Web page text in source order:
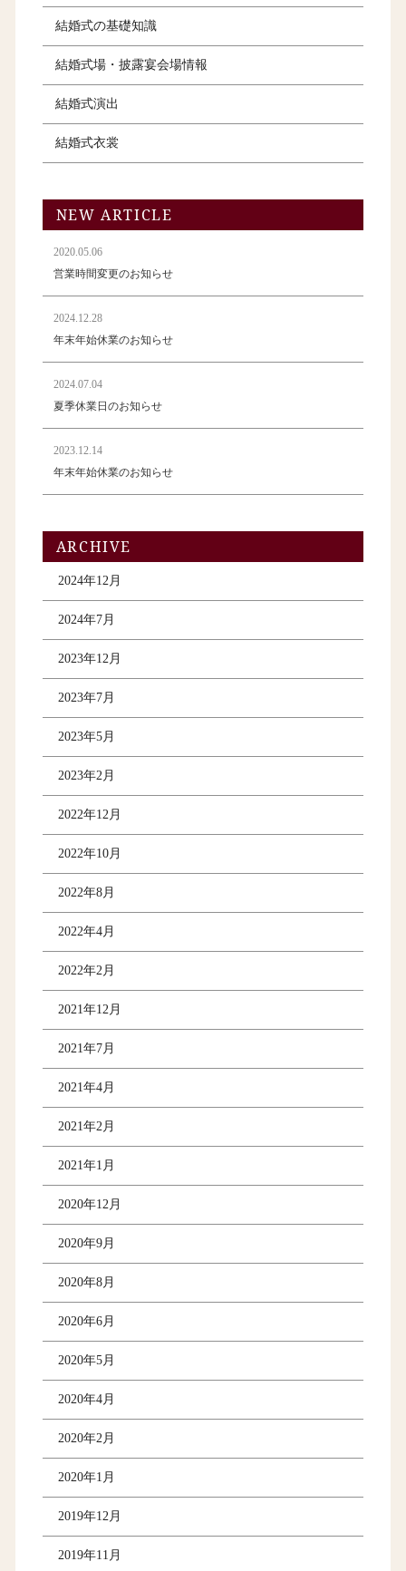
結婚式の基礎知識
結婚式場・披露宴会場情報
結婚式演出
結婚式衣裳
NEW ARTICLE
2020.05.06
営業時間変更のお知らせ
2024.12.28
年末年始休業のお知らせ
2024.07.04
夏季休業日のお知らせ
2023.12.14
年末年始休業のお知らせ
ARCHIVE
2024年12月
2024年7月
2023年12月
2023年7月
2023年5月
2023年2月
2022年12月
2022年10月
2022年8月
2022年4月
2022年2月
2021年12月
2021年7月
2021年4月
2021年2月
2021年1月
2020年12月
2020年9月
2020年8月
2020年6月
2020年5月
2020年4月
2020年2月
2020年1月
2019年12月
2019年11月